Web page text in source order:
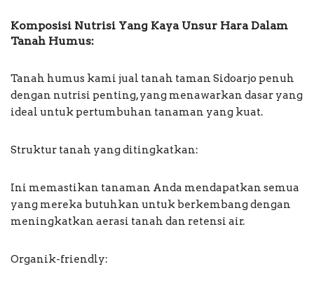
Komposisi Nutrisi Yang Kaya Unsur Hara Dalam
Tanah Humus:
Tanah humus kami jual tanah taman Sidoarjo penuh
dengan nutrisi penting, yang menawarkan dasar yang
ideal untuk pertumbuhan tanaman yang kuat.
Struktur tanah yang ditingkatkan:
Ini memastikan tanaman Anda mendapatkan semua
yang mereka butuhkan untuk berkembang dengan
meningkatkan aerasi tanah dan retensi air.
Organik-friendly: